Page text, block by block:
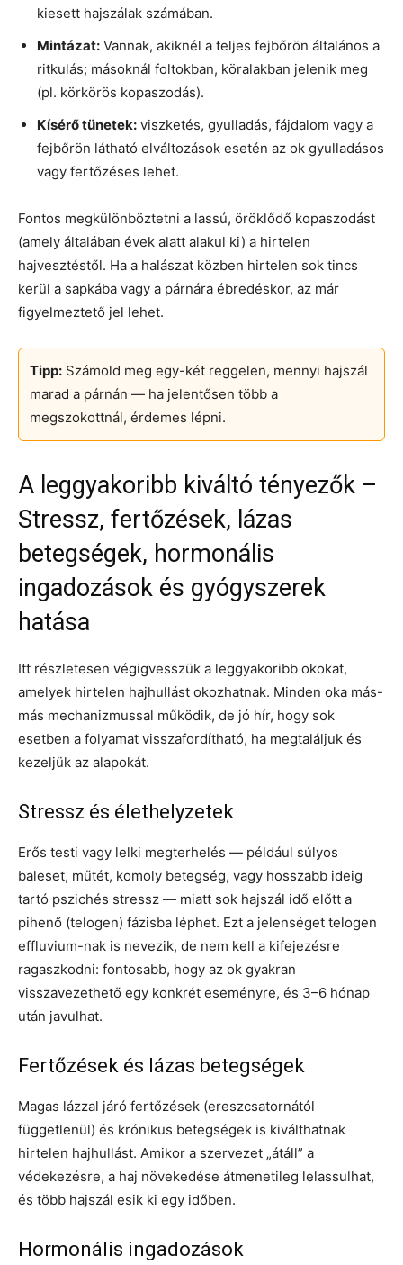
kiesett hajszálak számában.
Mintázat: Vannak, akiknél a teljes fejbőrön általános a
ritkulás; másoknál foltokban, köralakban jelenik meg
(pl. körkörös kopaszodás).
Kísérő tünetek: viszketés, gyulladás, fájdalom vagy a
fejbőrön látható elváltozások esetén az ok gyulladásos
vagy fertőzéses lehet.
Fontos megkülönböztetni a lassú, öröklődő kopaszodást
(amely általában évek alatt alakul ki) a hirtelen
hajvesztéstől. Ha a halászat közben hirtelen sok tincs
kerül a sapkába vagy a párnára ébredéskor, az már
figyelmeztető jel lehet.
Tipp: Számold meg egy-két reggelen, mennyi hajszál
marad a párnán — ha jelentősen több a
megszokottnál, érdemes lépni.
A leggyakoribb kiváltó tényezők –
Stressz, fertőzések, lázas
betegségek, hormonális
ingadozások és gyógyszerek
hatása
Itt részletesen végigvesszük a leggyakoribb okokat,
amelyek hirtelen hajhullást okozhatnak. Minden oka más-
más mechanizmussal működik, de jó hír, hogy sok
esetben a folyamat visszafordítható, ha megtaláljuk és
kezeljük az alapokát.
Stressz és élethelyzetek
Erős testi vagy lelki megterhelés — például súlyos
baleset, műtét, komoly betegség, vagy hosszabb ideig
tartó pszichés stressz — miatt sok hajszál idő előtt a
pihenő (telogen) fázisba léphet. Ezt a jelenséget telogen
effluvium-nak is nevezik, de nem kell a kifejezésre
ragaszkodni: fontosabb, hogy az ok gyakran
visszavezethető egy konkrét eseményre, és 3–6 hónap
után javulhat.
Fertőzések és lázas betegségek
Magas lázzal járó fertőzések (ereszcsatornától
függetlenül) és krónikus betegségek is kiválthatnak
hirtelen hajhullást. Amikor a szervezet „átáll” a
védekezésre, a haj növekedése átmenetileg lelassulhat,
és több hajszál esik ki egy időben.
Hormonális ingadozások